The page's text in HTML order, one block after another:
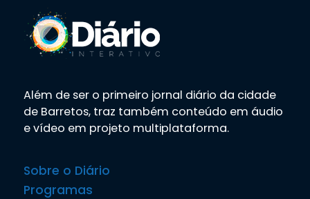
Além de ser o primeiro jornal diário da cidade
de Barretos, traz também conteúdo em áudio
e vídeo em projeto multiplataforma.
Sobre o Diário
Programas